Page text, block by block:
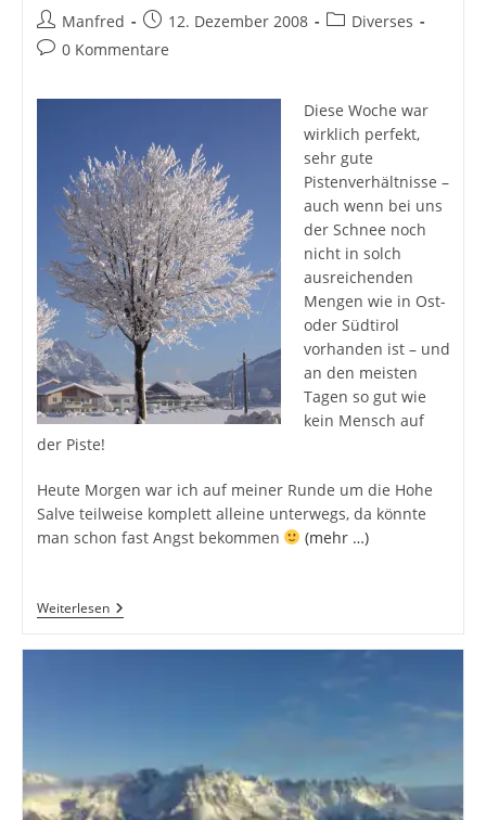
Beitrags-
Autor:
Manfred
Beitrag
veröffentlicht:
12. Dezember 2008
Beitrags-
Diverses
Beitrags-
0 Kommentare
Diese Woche war
wirklich perfekt,
sehr gute
Pistenverhältnisse –
auch wenn bei uns
der Schnee noch
nicht in solch
ausreichenden
Mengen wie in Ost-
oder Südtirol
vorhanden ist – und
an den meisten
Tagen so gut wie
kein Mensch auf
der Piste!
Heute Morgen war ich auf meiner Runde um die Hohe
Salve teilweise komplett alleine unterwegs, da könnte
man schon fast Angst bekommen
(mehr …)
WeiterlesenEine
Perfekte